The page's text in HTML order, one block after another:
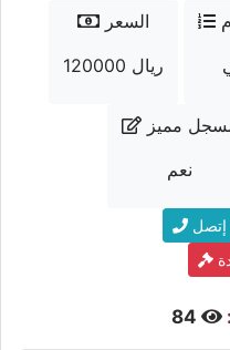
السعر
120000 ريال
مميز
نعم
إتصل